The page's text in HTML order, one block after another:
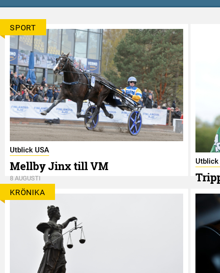
SPORT
Utblick USA
Mellby Jinx till VM
8 AUGUSTI
Utblick
KRÖNIKA